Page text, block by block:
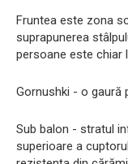
Fruntea este zona
suprapunerea
persoane este chiar
Gornushki - o gaură
Sub balon - stratul
superioare a